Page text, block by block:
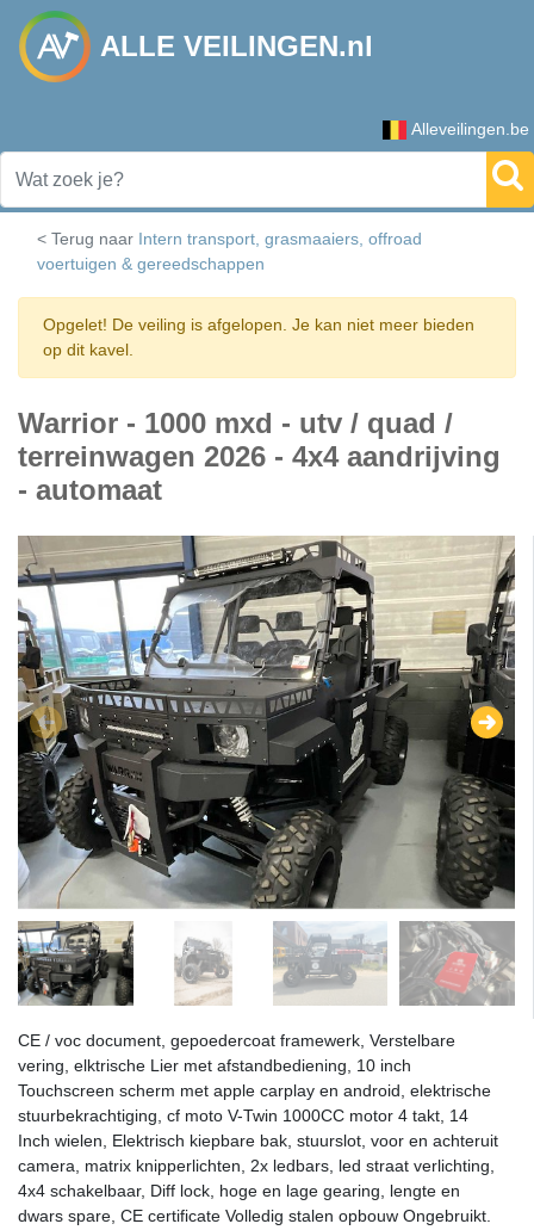
ALLE VEILINGEN.nl
Alleveilingen.be
< Terug naar Intern transport, grasmaaiers, offroad
voertuigen & gereedschappen
Opgelet! De veiling is afgelopen. Je kan niet meer bieden
op dit kavel.
Warrior - 1000 mxd - utv / quad /
terreinwagen 2026 - 4x4 aandrijving
- automaat
CE / voc document, gepoedercoat framewerk, Verstelbare
vering, elktrische Lier met afstandbediening, 10 inch
Touchscreen scherm met apple carplay en android, elektrische
stuurbekrachtiging, cf moto V-Twin 1000CC motor 4 takt, 14
Inch wielen, Elektrisch kiepbare bak, stuurslot, voor en achteruit
camera, matrix knipperlichten, 2x ledbars, led straat verlichting,
4x4 schakelbaar, Diff lock, hoge en lage gearing, lengte en
dwars spare, CE certificate Volledig stalen opbouw Ongebruikt.